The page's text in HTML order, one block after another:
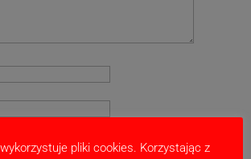
pliki cookies. Korzystając z